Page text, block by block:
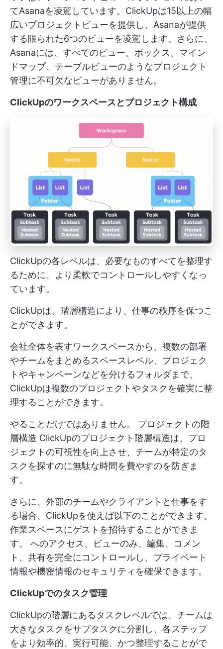
てAsanaを凌駕しています。ClickUpは15以上の幅
広いプロジェクトビューを提供し、Asanaが提供
する限られた6つのビューを凌駕します。さらに、
Asanaには、すべてのビュー、ボックス、マイン
ドマップ、テーブルビューのようなプロジェクト
管理に不可欠なビューがありません。
ClickUpのワークスペースとプロジェクト構成
ClickUpの各レベルは、必要なものすべてを整理す
るために、より柔軟でコントロールしやすくなっ
ています。
ClickUpは、階層構造により、仕事の秩序を保つこ
とができます。
会社全体を表すワークスペースから、複数の部署
やチームをまとめるスペースレベル、プロジェク
トやキャンペーンなどを分けるフォルダまで、
ClickUpは複数のプロジェクトやタスクを確実に整
理することができます。
やることだけではありません。 プロジェクトの階
層構造 ClickUpのプロジェクト階層構造は、プロ
ジェクトの可視性を向上させ、チームが特定のタ
スクを探すのに無駄な時間を費やすのを防ぎま
す。
さらに、外部のチームやクライアントと仕事をす
る場合、ClickUpを使えば以下のことができます。
作業スペースにゲストを招待することができま
す。
へのアクセス、ビューのみ、編集、コメン
ト、共有を完全にコントロールし、プライベート
情報や機密情報のセキュリティを確保できます。
ClickUpでのタスク管理
ClickUpの階層にあるタスクレベルでは、チームは
大きなタスクをサブタスクに分割し、各ステップ
をより効率的、実行可能、かつ整理することがで